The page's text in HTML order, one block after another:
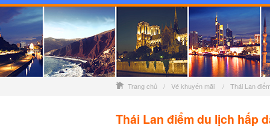
Trang chủ / Vé khuyến mãi / Thái Lan
Thái Lan điểm du lịch hấp